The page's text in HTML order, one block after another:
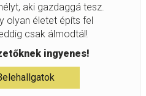
aki gazdaggá tesz.
olyan életet építs fel
csak álmodtál!
ingyenes!